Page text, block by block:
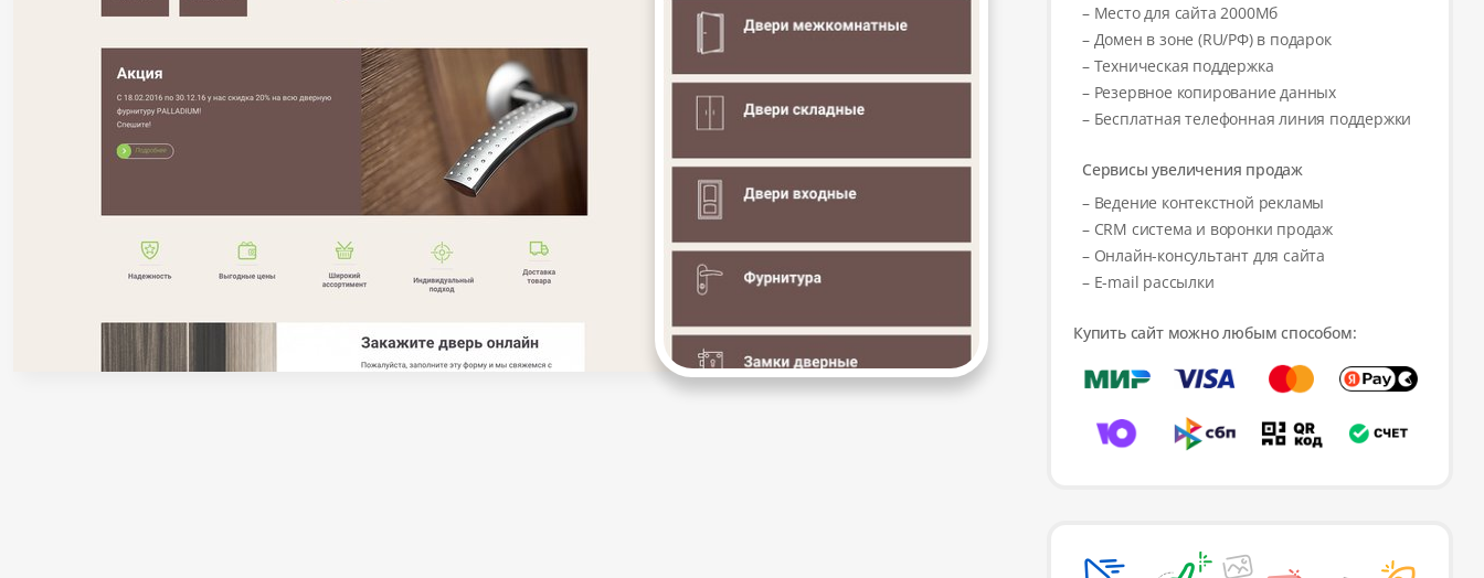
– Место для сайта 2000Мб
– Домен в зоне (RU/РФ) в подарок
– Техническая поддержка
– Резервное копирование данных
– Бесплатная телефонная линия поддержки
Сервисы увеличения продаж
– Ведение контекстной рекламы
– CRM система и воронки продаж
– Онлайн-консультант для сайта
– E-mail рассылки
Купить сайт можно любым способом: